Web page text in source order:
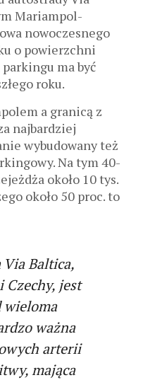
Mariampol-
nowoczesnego
o powierzchni
parkingu ma być
roku.
a granicą z
najbardziej
wybudowany też
Na tym 40-
około 10 tys.
około 50 proc. to
Via Baltica,
Czechy, jest
wieloma
ważna
arterii
mająca